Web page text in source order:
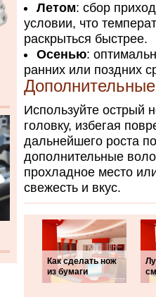
Летом: сбор
условии, что
раскрыться быстрее.
Осенью:
ранних или поздних
Используйте острый
головку, избегая
дальнейшего роста
дополнительные
прохладное место
свежесть и вкус.
Как сделать нож
из бумаги